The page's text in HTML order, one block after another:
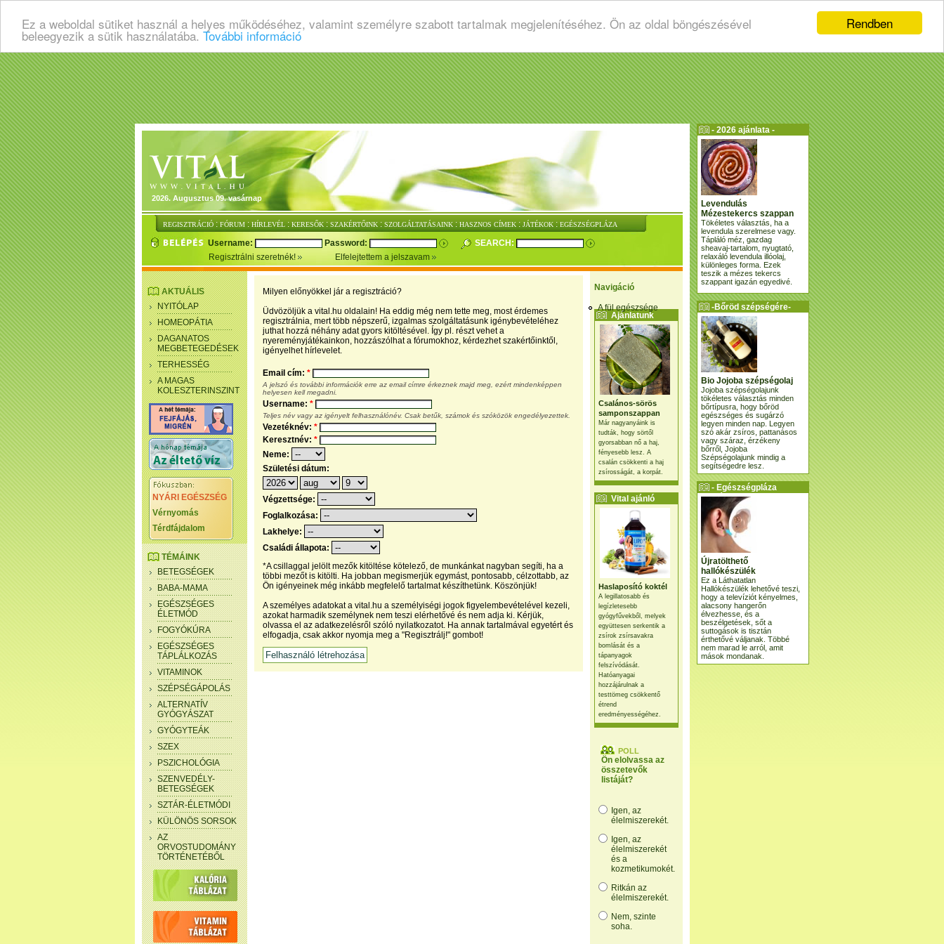
Rendben
Ez a weboldal sütiket használ a helyes működéséhez, valamint személyre szabott tartalmak megjelenítéséhez. Ön az oldal böngészésével
beleegyezik a sütik használatába. További információ
2026. Augusztus 09. vasárnap
REGISZTRÁCIÓ : FÓRUM : HÍRLEVÉL : KERESŐK : SZAKÉRTŐINK : SZOLGÁLTATÁSAINK : HASZNOS CÍMEK : JÁTÉKOK : EGÉSZSÉGPLÁZA
Username: Password:
SEARCH:
Regisztrálni szeretnék!
Elfelejtettem a jelszavam
Navigáció
A fül egészsége
Ajánlatunk
Csalános-sörös
samponszappan
Már nagyanyáink is
tudták, hogy sörtől
gyorsabban nő a haj,
fényesebb lesz. A
csalán csökkenti a haj
zsírosságát, a korpát.
Vital ajánló
Haslaposító koktél
A legillatosabb és
legízletesebb
gyógyfűvekből, melyek
együttesen serkentik a
zsírok zsírsavakra
bomlását és a
tápanyagok
felszívódását.
Hatóanyagai
hozzájárulnak a
testtömeg csökkentő
étrend
eredményességéhez.
POLL
Ön elolvassa az
összetevők
listáját?
Igen, az
élelmiszerekét.
Igen, az
élelmiszerekét
és a
kozmetikumokét.
Ritkán az
élelmiszerekét.
Nem, szinte
soha.
AKTUÁLIS
NYITÓLAP
HOMEOPÁTIA
DAGANATOS
MEGBETEGEDÉSEK
TERHESSÉG
A MAGAS
KOLESZTERINSZINT
NYÁRI EGÉSZSÉG
Vérnyomás
Térdfájdalom
TÉMÁINK
BETEGSÉGEK
BABA-MAMA
EGÉSZSÉGES
ÉLETMÓD
FOGYÓKÚRA
EGÉSZSÉGES
TÁPLÁLKOZÁS
VITAMINOK
SZÉPSÉGÁPOLÁS
ALTERNATÍV
GYÓGYÁSZAT
GYÓGYTEÁK
SZEX
PSZICHOLÓGIA
SZENVEDÉLY-
BETEGSÉGEK
SZTÁR-ÉLETMÓDI
KÜLÖNÖS SORSOK
AZ
ORVOSTUDOMÁNY
TÖRTÉNETÉBŐL
Milyen előnyökkel jár a regisztráció?
Üdvözöljük a vital.hu oldalain! Ha eddig még nem tette meg, most érdemes
regisztrálnia, mert több népszerű, izgalmas szolgáltatásunk igénybevételéhez
juthat hozzá néhány adat gyors kitöltésével. Így pl. részt vehet a
nyereményjátékainkon, hozzászólhat a fórumokhoz, kérdezhet szakértőinktől,
igényelhet hírlevelet.
Email cím: *
A jelszó és további információk erre az email címre érkeznek majd meg, ezért mindenképpen
helyesen kell megadni.
Username: *
Teljes név vagy az igényelt felhasználónév. Csak betűk, számok és szóközök engedélyezettek.
Vezetéknév: *
Keresztnév: *
Neme:
Születési dátum:
Végzettsége:
Foglalkozása:
Lakhelye:
Családi állapota:
*A csillaggal jelölt mezők kitöltése kötelező, de munkánkat nagyban segíti, ha a
többi mezőt is kitölti. Ha jobban megismerjük egymást, pontosabb, célzottabb, az
Ön igényeinek még inkább megfelelő tartalmat készíthetünk. Köszönjük!
A személyes adatokat a vital.hu a személyiségi jogok figyelembevételével kezeli,
azokat harmadik személynek nem teszi elérhetővé és nem adja ki. Kérjük,
olvassa el az adatkezelésről szóló nyilatkozatot. Ha annak tartalmával egyetért és
elfogadja, csak akkor nyomja meg a "Regisztrálj!" gombot!
- 2026 ajánlata -
Levendulás
Mézestekercs szappan
Tökéletes választás, ha a
levendula szerelmese vagy.
Tápláló méz, gazdag
sheavaj-tartalom, nyugtató,
relaxáló levendula illóolaj,
különleges forma. Ezek
teszik a mézes tekercs
szappant igazán egyedivé.
-Bőröd szépségére-
Bio Jojoba szépségolaj
Jojoba szépségolajunk
tökéletes választás minden
bőrtípusra, hogy bőröd
egészséges és sugárzó
legyen minden nap. Legyen
szó akár zsíros, pattanásos
vagy száraz, érzékeny
bőrről, Jojoba
Szépségolajunk mindig a
segítségedre lesz.
- Egészségpláza
ajánlatunk -
Újratölthető
hallókészülék
Ez a Láthatatlan
Hallókészülék lehetővé teszi,
hogy a televíziót kényelmes,
alacsony hangerőn
élvezhesse, és a
beszélgetések, sőt a
suttogások is tisztán
érthetővé váljanak. Többé
nem marad le arról, amit
mások mondanak.